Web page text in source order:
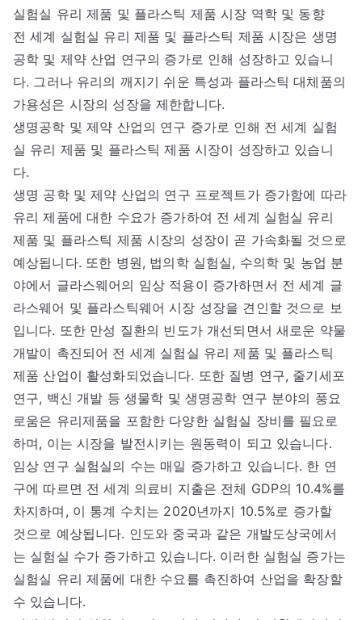
실험실 유리 제품 및 플라스틱 제품 시장 역학 및 동향
전 세계 실험실 유리 제품 및 플라스틱 제품 시장은 생명
공학 및 제약 산업 연구의 증가로 인해 성장하고 있습니
다. 그러나 유리의 깨지기 쉬운 특성과 플라스틱 대체품의
가용성은 시장의 성장을 제한합니다.
생명공학 및 제약 산업의 연구 증가로 인해 전 세계 실험
실 유리 제품 및 플라스틱 제품 시장이 성장하고 있습니
다.
생명 공학 및 제약 산업의 연구 프로젝트가 증가함에 따라
유리 제품에 대한 수요가 증가하여 전 세계 실험실 유리
제품 및 플라스틱 제품 시장의 성장이 곧 가속화될 것으로
예상됩니다. 또한 병원, 법의학 실험실, 수의학 및 농업 분
야에서 글라스웨어의 임상 적용이 증가하면서 전 세계 글
라스웨어 및 플라스틱웨어 시장 성장을 견인할 것으로 보
입니다. 또한 만성 질환의 빈도가 개선되면서 새로운 약물
개발이 촉진되어 전 세계 실험실 유리 제품 및 플라스틱
제품 산업이 활성화되었습니다. 또한 질병 연구, 줄기세포
연구, 백신 개발 등 생물학 및 생명공학 연구 분야의 풍요
로움은 유리제품을 포함한 다양한 실험실 장비를 필요로
하며, 이는 시장을 발전시키는 원동력이 되고 있습니다.
임상 연구 실험실의 수는 매일 증가하고 있습니다. 한 연
구에 따르면 전 세계 의료비 지출은 전체 GDP의 10.4%를
차지하며, 이 통계 수치는 2020년까지 10.5%로 증가할
것으로 예상됩니다. 인도와 중국과 같은 개발도상국에서
는 실험실 수가 증가하고 있습니다. 이러한 실험실 증가는
실험실 유리 제품에 대한 수요를 촉진하여 산업을 확장할
수 있습니다.